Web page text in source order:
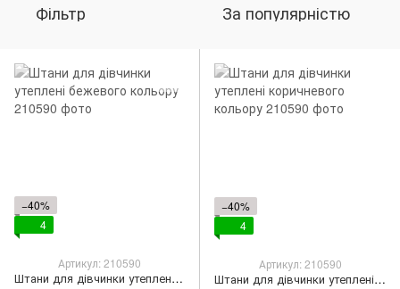
Фільтр За популярністю
−40%
4
Артикул: 210590
Штани для дівчинки утеплені бежевого кольору
−40%
4
Артикул: 210590
Штани для дівчинки утеплені коричневого кольору